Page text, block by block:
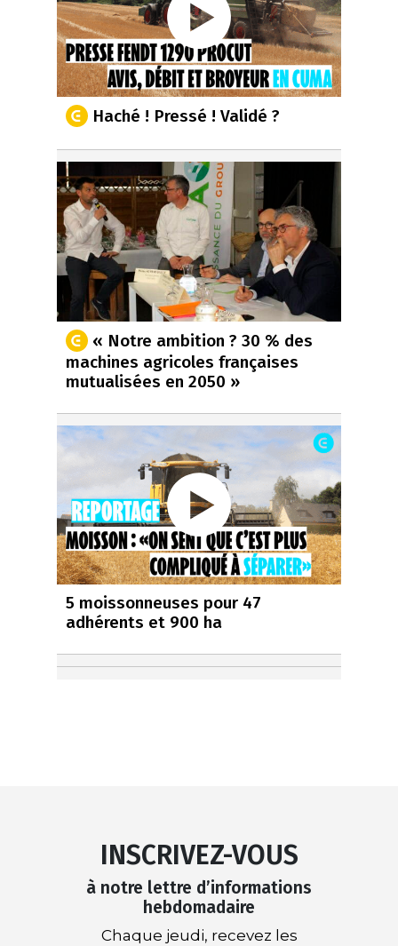
Haché ! Pressé ! Validé ?
« Notre ambition ? 30 % des
machines agricoles françaises
mutualisées en 2050 »
5 moissonneuses pour 47
adhérents et 900 ha
INSCRIVEZ-VOUS
à notre lettre d’informations
hebdomadaire
Chaque jeudi, recevez les